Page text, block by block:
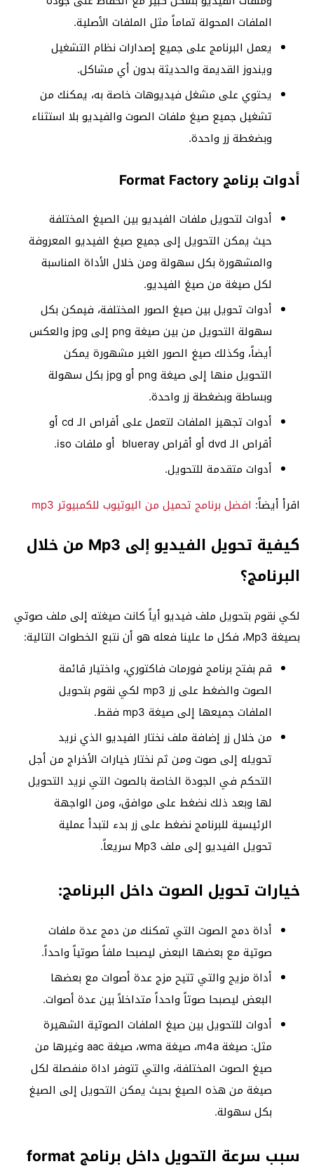
الملفات المحولة تماماً مثل الملفات الأصلية.
يعمل البرنامج على جميع إصدارات نظام التشغيل
ويندوز القديمة والحديثة بدون أي مشاكل.
يحتوي على مشغل فيديوهات خاصة به، يمكنك من
تشغيل جميع صيغ ملفات الصوت والفيديو بلا استثناء
وبضغطة زر واحدة.
أدوات برنامج Format Factory
أدوات لتحويل ملفات الفيديو بين الصيغ المختلفة
حيث يمكن التحويل إلى جميع صيغ الفيديو المعروفة
والمشهورة بكل سهولة ومن خلال الأداة المناسبة
لكل صيغة من صيغ الفيديو.
أدوات تحويل بين صيغ الصور المختلفة، فيمكن بكل
سهولة التحويل من بين صيغة png إلى jpg والعكس
أيضاً، وكذلك صيغ الصور الغير مشهورة يمكن
التحويل منها إلى صيغة png أو jpg بكل سهولة
وبساطة وبضغطة زر واحدة.
أدوات تجهيز الملفات لتعمل على أقراص الـ cd أو
أقراص الـ dvd أو أقراص blueray أو ملفات iso.
أدوات متقدمة للتحويل.
اقرأ أيضاً: افضل برنامج تحميل من اليوتيوب للكمبيوتر mp3
كيفية تحويل الفيديو إلى Mp3 من خلال
البرنامج؟
لكي نقوم بتحويل ملف فيديو أياً كانت صيغته إلى ملف صوتي
بصيغة Mp3، فكل ما علينا فعله هو أن نتبع الخطوات التالية:
قم بفتح برنامج فورمات فاكتوري، واختيار قائمة
الصوت والضغط على زر mp3 لكي نقوم بتحويل
الملفات جميعها إلى صيغة mp3 فقط.
من خلال زر إضافة ملف نختار الفيديو الذي نريد
تحويله إلى صوت ومن ثم نختار خيارات الأخراج من أجل
التحكم في الجودة الخاصة بالصوت التي نريد التحويل
لها وبعد ذلك نضغط على موافق، ومن الواجهة
الرئيسية للبرنامج نضغط على زر بدء لتبدأ عملية
تحويل الفيديو إلى ملف Mp3 سريعاً.
خيارات تحويل الصوت داخل البرنامج:
أداة دمج الصوت التي تمكنك من دمج عدة ملفات
صوتية مع بعضها البعض ليصبحا ملفاً صوتياً واحداً.
أداة مزيج والتي تتيح مزج عدة أصوات مع بعضها
البعض ليصبحا صوتاً واحداً متداخلاً بين عدة أصوات.
أدوات للتحويل بين صيغ الملفات الصوتية الشهيرة
مثل: صيغة m4a، صيغة wma، صيغة aac وغيرها من
صيغ الصوت المختلفة، والتي تتوفر اداة منفصلة لكل
صيغة من هذه الصيغ بحيث يمكن التحويل إلى الصيغ
بكل سهولة.
سبب سرعة التحويل داخل برنامج format